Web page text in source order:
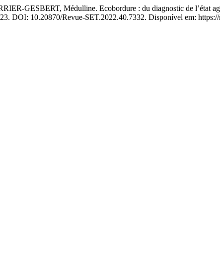
GESBERT, Médulline. Ecobordure : du diagnostic de l’état
DOI: 10.20870/Revue-SET.2022.40.7332. Disponível em: